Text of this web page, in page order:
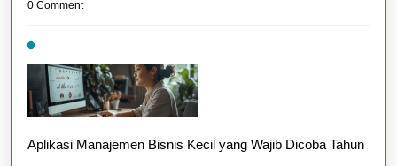
0 Comment
Aplikasi Manajemen Bisnis Kecil yang Wajib Dicoba Tahun